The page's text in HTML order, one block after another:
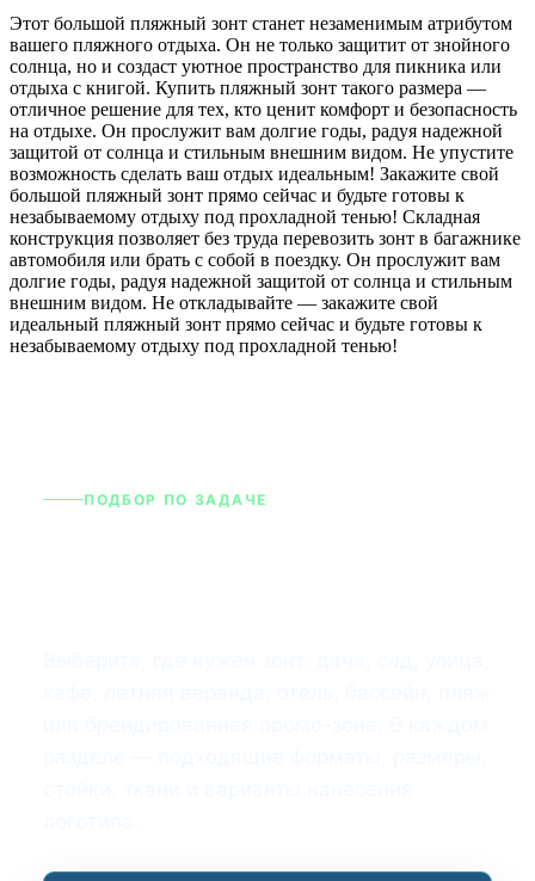
Этот большой пляжный зонт станет незаменимым атрибутом
вашего пляжного отдыха. Он не только защитит от знойного
солнца, но и создаст уютное пространство для пикника или
отдыха с книгой. Купить пляжный зонт такого размера —
отличное решение для тех, кто ценит комфорт и безопасность
на отдыхе. Он прослужит вам долгие годы, радуя надежной
защитой от солнца и стильным внешним видом. Не упустите
возможность сделать ваш отдых идеальным! Закажите свой
большой пляжный зонт прямо сейчас и будьте готовы к
незабываемому отдыху под прохладной тенью! Складная
конструкция позволяет без труда перевозить зонт в багажнике
автомобиля или брать с собой в поездку. Он прослужит вам
долгие годы, радуя надежной защитой от солнца и стильным
внешним видом. Не откладывайте — закажите свой
идеальный пляжный зонт прямо сейчас и будьте готовы к
незабываемому отдыху под прохладной тенью!
ПОДБОР ПО ЗАДАЧЕ